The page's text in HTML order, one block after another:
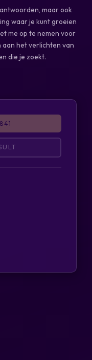
maar ook
waar je kunt groeien
me op te nemen voor
aan het verlichten van
die je zoekt.